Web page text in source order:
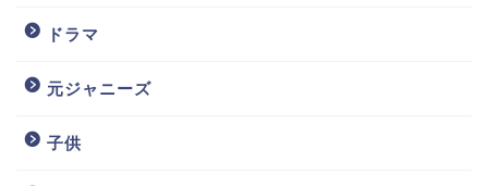
ドラマ
元ジャニーズ
子供